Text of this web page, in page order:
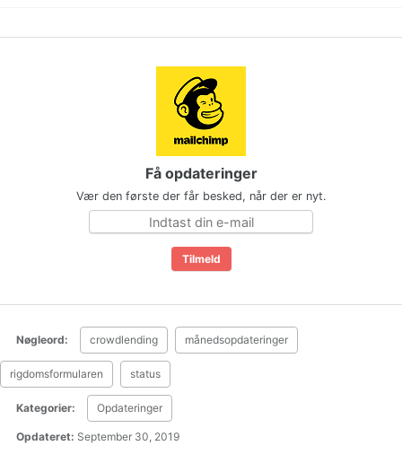
Få opdateringer
Vær den første der får besked, når der er nyt.
Nøgleord: crowdlending månedsopdateringer
rigdomsformularen status
Kategorier: Opdateringer
Opdateret: September 30, 2019